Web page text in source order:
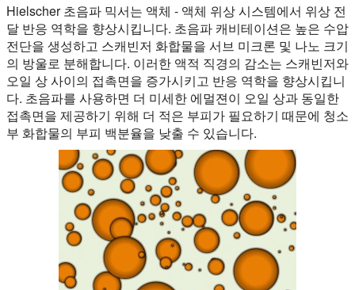
Hielscher 초음파 믹서는 액체 - 액체 위상 시스템에서 위상 전
달 반응 역학을 향상시킵니다. 초음파 캐비테이션은 높은 수압
전단을 생성하고 스캐빈저 화합물을 서브 미크론 및 나노 크기
의 방울로 분해합니다. 이러한 액적 직경의 감소는 스캐빈저와
오일 상 사이의 접촉면을 증가시키고 반응 역학을 향상시킵니
다. 초음파를 사용하면 더 미세한 에멀젼이 오일 상과 동일한
접촉면을 제공하기 위해 더 적은 부피가 필요하기 때문에 청소
부 화합물의 부피 백분율을 낮출 수 있습니다.